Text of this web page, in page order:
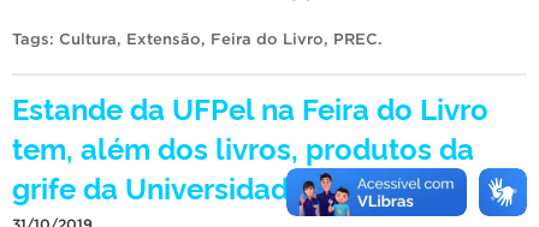
Tags: Cultura, Extensão, Feira do Livro, PREC.
Estande da UFPel na Feira do Livro
tem, além dos livros, produtos da
grife da Universidade
31/10/2019